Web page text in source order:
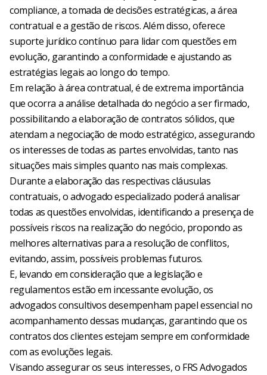
compliance, a tomada de decisões estratégicas, a área
contratual e a gestão de riscos. Além disso, oferece
suporte jurídico contínuo para lidar com questões em
evolução, garantindo a conformidade e ajustando as
estratégias legais ao longo do tempo.
Em relação à área contratual, é de extrema importância
que ocorra a análise detalhada do negócio a ser firmado,
possibilitando a elaboração de contratos sólidos, que
atendam a negociação de modo estratégico, assegurando
os interesses de todas as partes envolvidas, tanto nas
situações mais simples quanto nas mais complexas.
Durante a elaboração das respectivas cláusulas
contratuais, o advogado especializado poderá analisar
todas as questões envolvidas, identificando a presença de
possíveis riscos na realização do negócio, propondo as
melhores alternativas para a resolução de conflitos,
evitando, assim, possíveis problemas futuros.
E, levando em consideração que a legislação e
regulamentos estão em incessante evolução, os
advogados consultivos desempenham papel essencial no
acompanhamento dessas mudanças, garantindo que os
contratos dos clientes estejam sempre em conformidade
com as evoluções legais.
Visando assegurar os seus interesses, o FRS Advogados